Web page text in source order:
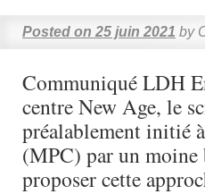
Posted on 25 juin 2021 by
Communiqué LDH
centre New Age, le
préalablement initié
(MPC) par un moine
proposer cette